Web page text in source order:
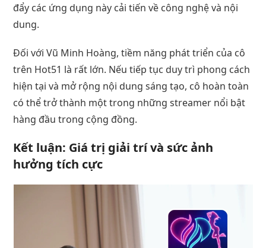
đẩy các ứng dụng này cải tiến về công nghệ và nội
dung.
Đối với Vũ Minh Hoàng, tiềm năng phát triển của cô
trên Hot51 là rất lớn. Nếu tiếp tục duy trì phong cách
hiện tại và mở rộng nội dung sáng tạo, cô hoàn toàn
có thể trở thành một trong những streamer nổi bật
hàng đầu trong cộng đồng.
Kết luận: Giá trị giải trí và sức ảnh
hưởng tích cực